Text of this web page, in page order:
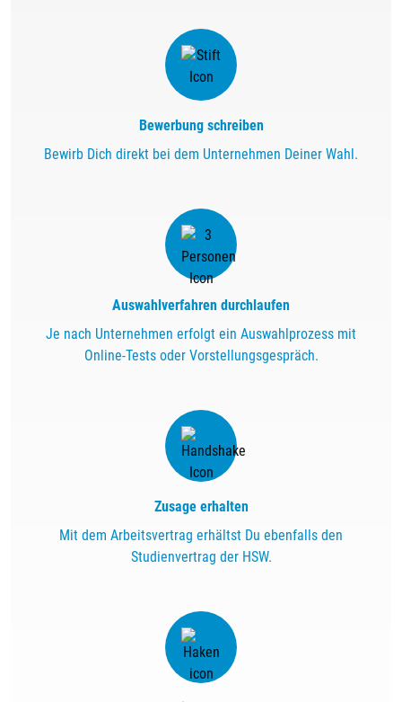
Bewerbung schreiben
Bewirb Dich direkt bei dem Unternehmen Deiner Wahl.
Auswahlverfahren durchlaufen
Je nach Unternehmen erfolgt ein Auswahlprozess mit
Online-Tests oder Vorstellungsgespräch.
Zusage erhalten
Mit dem Arbeitsvertrag erhältst Du ebenfalls den
Studienvertrag der HSW.